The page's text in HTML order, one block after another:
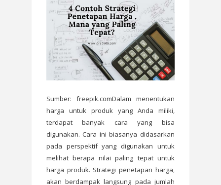
Sumber: freepik.comDalam menentukan
harga untuk produk yang Anda miliki,
terdapat banyak cara yang bisa
digunakan. Cara ini biasanya didasarkan
pada perspektif yang digunakan untuk
melihat berapa nilai paling tepat untuk
harga produk. Strategi penetapan harga,
akan berdampak langsung pada jumlah